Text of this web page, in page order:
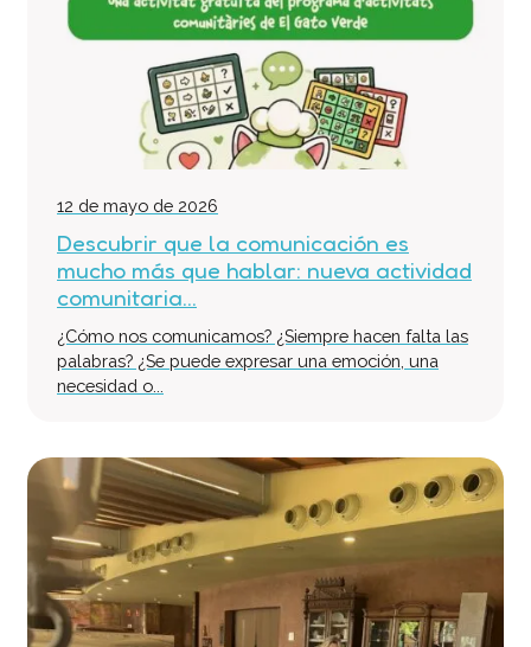
12 de mayo de 2026
Descubrir que la comunicación es
mucho más que hablar: nueva actividad
comunitaria...
¿Cómo nos comunicamos? ¿Siempre hacen falta las
palabras? ¿Se puede expresar una emoción, una
necesidad o...